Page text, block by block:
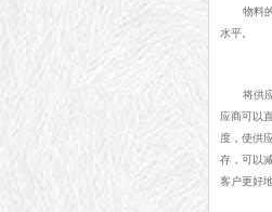
物料
水平。
将供
应商可以
度，使供
存，可以
客户更好